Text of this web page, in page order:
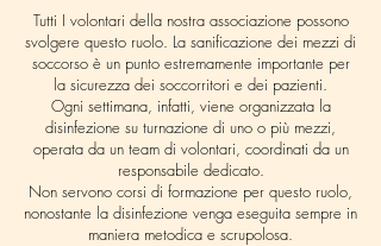
Tutti I volontari della nostra associazione possono
svolgere questo ruolo. La sanificazione dei mezzi di
soccorso è un punto estremamente importante per
la sicurezza dei soccorritori e dei pazienti.
Ogni settimana, infatti, viene organizzata la
disinfezione su turnazione di uno o più mezzi,
operata da un team di volontari, coordinati da un
responsabile dedicato.
Non servono corsi di formazione per questo ruolo,
nonostante la disinfezione venga eseguita sempre in
maniera metodica e scrupolosa.